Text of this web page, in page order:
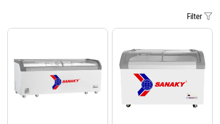
Filter